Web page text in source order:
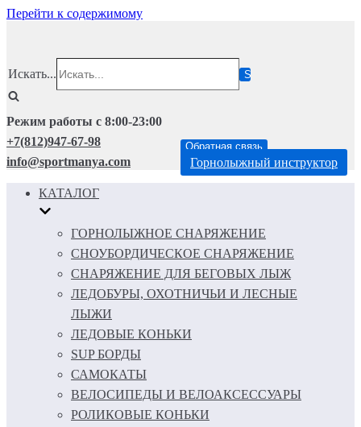
Перейти к содержимому
Искать...
Режим работы с 8:00-23:00
+7(812)947-67-98
info@sportmanya.com
Обратная связь
Горнолыжный инструктор
КАТАЛОГ
ГОРНОЛЫЖНОЕ СНАРЯЖЕНИЕ
СНОУБОРДИЧЕСКОЕ СНАРЯЖЕНИЕ
СНАРЯЖЕНИЕ ДЛЯ БЕГОВЫХ ЛЫЖ
ЛЕДОБУРЫ, ОХОТНИЧЬИ И ЛЕСНЫЕ
ЛЫЖИ
ЛЕДОВЫЕ КОНЬКИ
SUP БОРДЫ
САМОКАТЫ
ВЕЛОСИПЕДЫ И ВЕЛОАКСЕССУАРЫ
РОЛИКОВЫЕ КОНЬКИ